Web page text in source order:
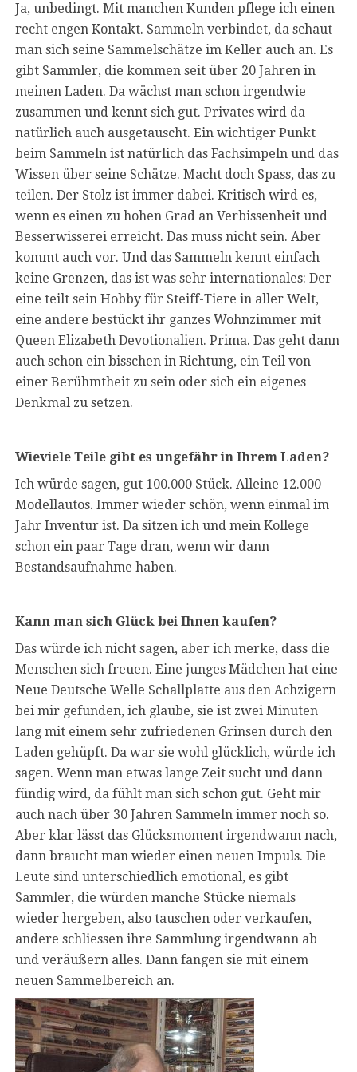
Ja, unbedingt. Mit manchen Kunden pflege ich einen
recht engen Kontakt. Sammeln verbindet, da schaut
man sich seine Sammelschätze im Keller auch an. Es
gibt Sammler, die kommen seit über 20 Jahren in
meinen Laden. Da wächst man schon irgendwie
zusammen und kennt sich gut. Privates wird da
natürlich auch ausgetauscht. Ein wichtiger Punkt
beim Sammeln ist natürlich das Fachsimpeln und das
Wissen über seine Schätze. Macht doch Spass, das zu
teilen. Der Stolz ist immer dabei. Kritisch wird es,
wenn es einen zu hohen Grad an Verbissenheit und
Besserwisserei erreicht. Das muss nicht sein. Aber
kommt auch vor. Und das Sammeln kennt einfach
keine Grenzen, das ist was sehr internationales: Der
eine teilt sein Hobby für Steiff-Tiere in aller Welt,
eine andere bestückt ihr ganzes Wohnzimmer mit
Queen Elizabeth Devotionalien. Prima. Das geht dann
auch schon ein bisschen in Richtung, ein Teil von
einer Berühmtheit zu sein oder sich ein eigenes
Denkmal zu setzen.
Wieviele Teile gibt es ungefähr in Ihrem Laden?
Ich würde sagen, gut 100.000 Stück. Alleine 12.000
Modellautos. Immer wieder schön, wenn einmal im
Jahr Inventur ist. Da sitzen ich und mein Kollege
schon ein paar Tage dran, wenn wir dann
Bestandsaufnahme haben.
Kann man sich Glück bei Ihnen kaufen?
Das würde ich nicht sagen, aber ich merke, dass die
Menschen sich freuen. Eine junges Mädchen hat eine
Neue Deutsche Welle Schallplatte aus den Achzigern
bei mir gefunden, ich glaube, sie ist zwei Minuten
lang mit einem sehr zufriedenen Grinsen durch den
Laden gehüpft. Da war sie wohl glücklich, würde ich
sagen. Wenn man etwas lange Zeit sucht und dann
fündig wird, da fühlt man sich schon gut. Geht mir
auch nach über 30 Jahren Sammeln immer noch so.
Aber klar lässt das Glücksmoment irgendwann nach,
dann braucht man wieder einen neuen Impuls. Die
Leute sind unterschiedlich emotional, es gibt
Sammler, die würden manche Stücke niemals
wieder hergeben, also tauschen oder verkaufen,
andere schliessen ihre Sammlung irgendwann ab
und veräußern alles. Dann fangen sie mit einem
neuen Sammelbereich an.